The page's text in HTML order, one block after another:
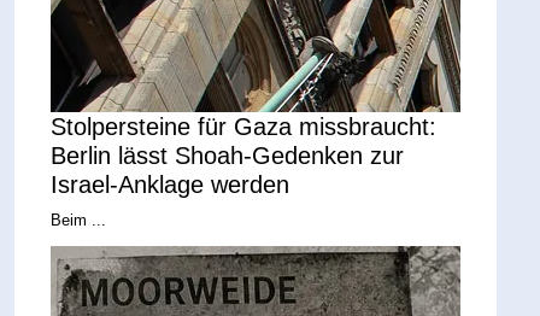
Stolpersteine für Gaza missbraucht:
Berlin lässt Shoah-Gedenken zur
Israel-Anklage werden
Beim ...